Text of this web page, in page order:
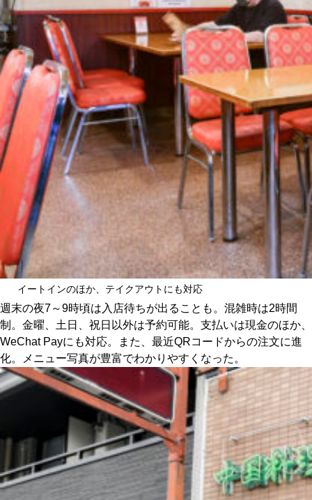
イートインのほか、テイクアウトにも対応
週末の夜7～9時頃は入店待ちが出ることも。混雑時は2時間
制。金曜、土日、祝日以外は予約可能。支払いは現金のほか、
WeChat Payにも対応。また、最近QRコードからの注文に進
化。メニュー写真が豊富でわかりやすくなった。